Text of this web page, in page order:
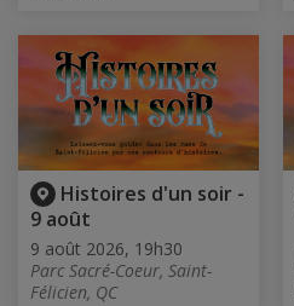
Histoires d'un soir -
9 août
9 août 2026, 19h30
Parc Sacré-Coeur, Saint-
Félicien, QC